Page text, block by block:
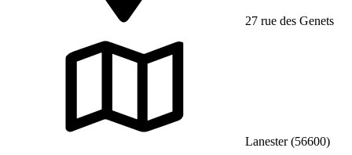
27 rue des Genets
Lanester (56600)